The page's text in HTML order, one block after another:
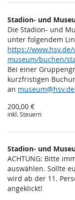
Stadion- und
Die Stadion- und
unter folgendem
https://
museum/buchen/
Bei einer
kurzfristigen
an museum@hsv.de
200,00 €
inkl. Steuern
Stadion- und
ACHTUNG: Bitte
auswählen. Sollte
wird ab der 11.
angeklickt!